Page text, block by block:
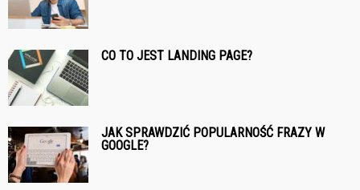
CO TO JEST LANDING PAGE?
JAK SPRAWDZIĆ POPULARNOŚĆ FRAZY W
GOOGLE?